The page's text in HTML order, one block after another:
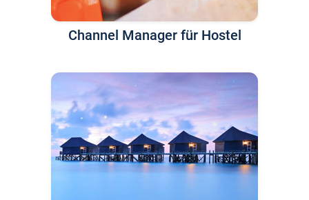
Channel Manager für Hostel